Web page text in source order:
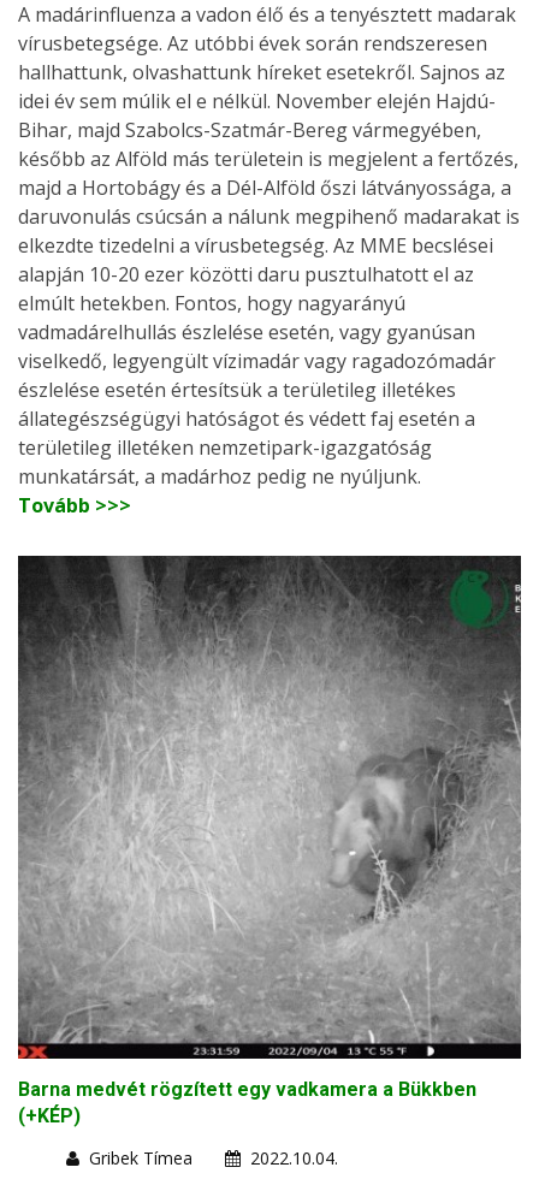
A madárinfluenza a vadon élő és a tenyésztett madarak
vírusbetegsége. Az utóbbi évek során rendszeresen
hallhattunk, olvashattunk híreket esetekről. Sajnos az
idei év sem múlik el e nélkül. November elején Hajdú-
Bihar, majd Szabolcs-Szatmár-Bereg vármegyében,
később az Alföld más területein is megjelent a fertőzés,
majd a Hortobágy és a Dél-Alföld őszi látványossága, a
daruvonulás csúcsán a nálunk megpihenő madarakat is
elkezdte tizedelni a vírusbetegség. Az MME becslései
alapján 10-20 ezer közötti daru pusztulhatott el az
elmúlt hetekben. Fontos, hogy nagyarányú
vadmadárelhullás észlelése esetén, vagy gyanúsan
viselkedő, legyengült vízimadár vagy ragadozómadár
észlelése esetén értesítsük a területileg illetékes
állategészségügyi hatóságot és védett faj esetén a
területileg illetéken nemzetipark-igazgatóság
munkatársát, a madárhoz pedig ne nyúljunk.
Tovább >>>
Barna medvét rögzített egy vadkamera a Bükkben
(+KÉP)
Gribek Tímea
2022.10.04.